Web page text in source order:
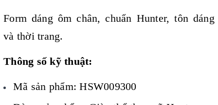
Form dáng ôm chân, chuẩn Hunter, tôn dáng
và thời trang.
Thông số kỹ thuật:
Mã sản phẩm: HSW009300